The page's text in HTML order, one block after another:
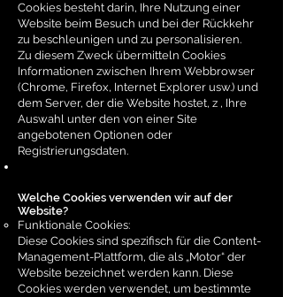
Cookies besteht darin, Ihre Nutzung einer
Website beim Besuch und bei der Rückkehr
zu beschleunigen und zu personalisieren.
Zu diesem Zweck übermitteln Cookies
Informationen zwischen Ihrem Webbrowser
(Chrome, Firefox, Internet Explorer usw.) und
dem Server, der die Website hostet, z , Ihre
Auswahl unter den von einer Site
angebotenen Optionen oder
Registrierungsdaten.
Welche Cookies verwenden wir auf der
Website?
Funktionale Cookies:
Diese Cookies sind spezifisch für die Content-
Management-Plattform, die als „Motor“ der
Website bezeichnet werden kann. Diese
Cookies werden verwendet, um bestimmte